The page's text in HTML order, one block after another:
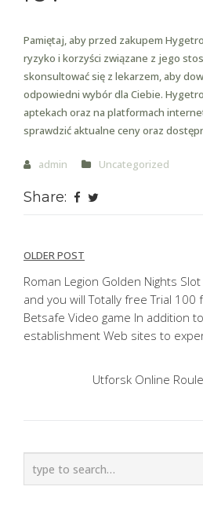
Pamiętaj, aby przed zakupem
ryzyko i korzyści związane z jego
skonsultować się z lekarzem, aby
odpowiedni wybór dla Ciebie.
aptekach oraz na platformach
sprawdzić aktualne ceny oraz
admin Uncategorized
Share:
Post
navigation
OLDER POST
Roman Legion Golden Nights
and you will Totally free Trial 100
Betsafe Video game In addition
establishment Web sites to
Utforsk Online